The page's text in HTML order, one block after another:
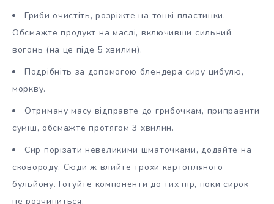
Гриби очистіть, розріжте на тонкі пластинки.
Обсмажте продукт на маслі, включивши сильний
вогонь (на це піде 5 хвилин).
Подрібніть за допомогою блендера сиру цибулю,
моркву.
Отриману масу відправте до грибочкам, приправити
суміш, обсмажте протягом 3 хвилин.
Сир порізати невеликими шматочками, додайте на
сковороду. Сюди ж влийте трохи картопляного
бульйону. Готуйте компоненти до тих пір, поки сирок
не розчиниться.